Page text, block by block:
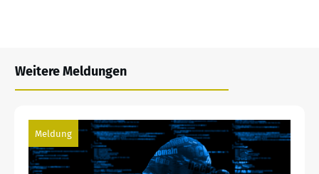
Weitere Meldungen
Meldung